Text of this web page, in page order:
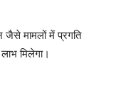
मामलों में प्रगति
मिलेगा।